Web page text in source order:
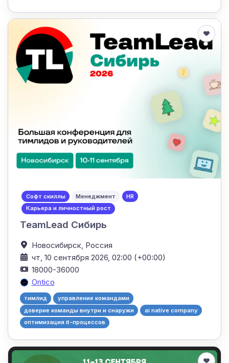
Софт скиллы Менеджмент
HR
Карьера и личностный рост
TeamLead Сибирь
Новосибирск, Россия
чт, 10 сентября 2026, 02:00 (+00:00)
18000-36000
Ontico
тимлид
управление командами
доверие команды внутри и снаружи
ai native company
оптимизация it-процессов